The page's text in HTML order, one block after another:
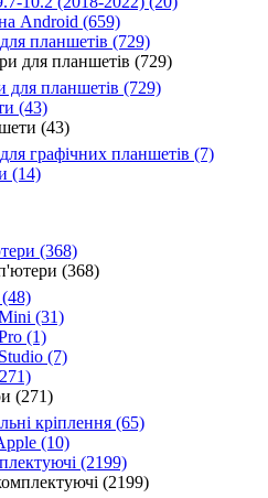
Android (659)
планшетів (729)
для планшетів (729)
для планшетів (729)
(43)
(43)
графічних планшетів (7)
(14)
(368)
(368)
(31)
(1)
(7)
(271)
кріплення (65)
(10)
(2199)
(2199)